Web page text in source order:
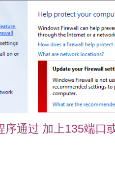
序通过 加上135端口